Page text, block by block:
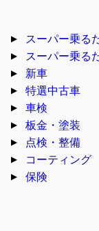
スーパー乗る
スーパー乗る
新車
特選中古車
車検
板金・塗装
点検・整備
コーティング
保険